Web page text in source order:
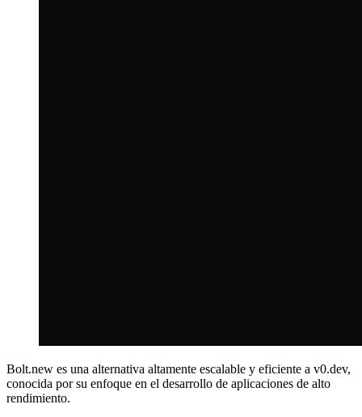
Bolt.new es una alternativa altamente escalable y eficiente a v0.dev,
conocida por su enfoque en el desarrollo de aplicaciones de alto
rendimiento.